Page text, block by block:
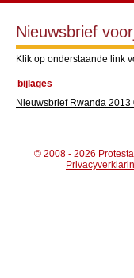
Nieuwsbrief
Klik op onderstaande link
bijlages
Nieuwsbrief Rwanda 2013
© 2008 - 2026